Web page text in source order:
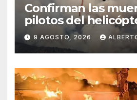
Confirman las
pilotos del
quedó atrapado en
del incendio
estrellarse en Utah
9 AGOSTO, 2026